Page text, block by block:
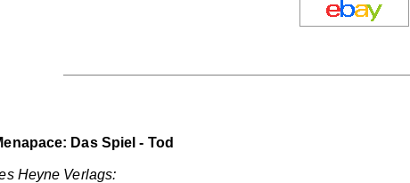
Das Spiel - Tod
Heyne Verlags: